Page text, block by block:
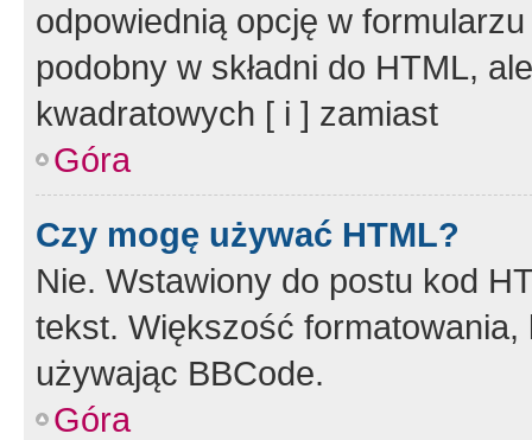
odpowiednią opcję w
podobny w składni do HTML,
kwadratowych [ i ] zamiast
Góra
Czy mogę używać HTML?
Nie. Wstawiony do postu kod
tekst. Większość
używając BBCode.
Góra